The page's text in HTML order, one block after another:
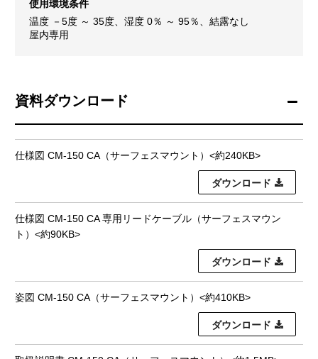
使用環境条件
温度 －5度 ～ 35度、湿度 0％ ～ 95％、結露なし
屋内専用
資料ダウンロード
仕様図 CM-150 CA（サーフェスマウント）<約240KB>
ダウンロード
仕様図 CM-150 CA 専用リードケーブル（サーフェスマウン
ト）<約90KB>
ダウンロード
姿図 CM-150 CA（サーフェスマウント）<約410KB>
ダウンロード